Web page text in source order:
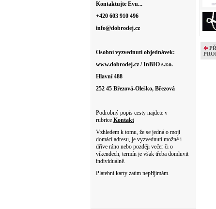
Kontaktujte Evu...
+420 603 910 496
info@dobrodej.cz
Osobní vyzvednutí objednávek:
www.dobrodej.cz / InBIO s.r.o.
Hlavní 488
252 45 Březová-Oleško, Březová
Podrobný popis cesty najdete v
rubrice Kontakt
Vzhledem k tomu, že se jedná o moji
domácí adresu, je vyzvednutí možné i
dříve ráno nebo později večer či o
víkendech, termín je však třeba domluvit
individuálně.
Platební karty zatím nepřijímám.